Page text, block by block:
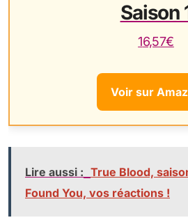
Saison
16,57€
Voir sur
Lire aussi : True Blood,
Found You, vos réactions !